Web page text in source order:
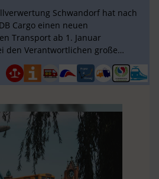
Schwandorf hat nach
Cargo einen neuen
Transport ab 1. Januar
den Verantwortlichen große
obwohl die Kosten steigen.